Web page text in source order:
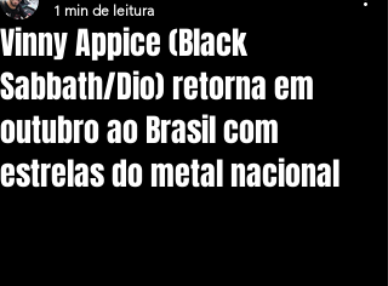
Vinny Appice (Black
Sabbath/Dio) retorna em
outubro ao Brasil com
estrelas do metal nacional
1 min de leitura